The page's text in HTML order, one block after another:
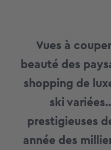
Vues à
beauté des
shopping de
ski
prestigieuses
année des